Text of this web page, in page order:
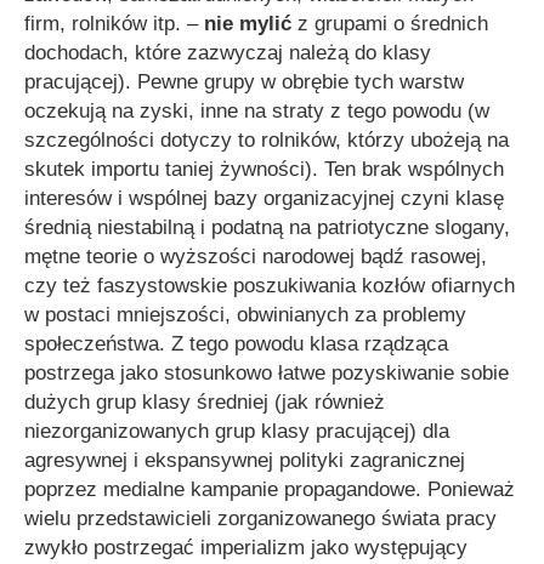
firm, rolników itp. – nie mylić z grupami o średnich
dochodach, które zazwyczaj należą do klasy
pracującej). Pewne grupy w obrębie tych warstw
oczekują na zyski, inne na straty z tego powodu (w
szczególności dotyczy to rolników, którzy ubożeją na
skutek importu taniej żywności). Ten brak wspólnych
interesów i wspólnej bazy organizacyjnej czyni klasę
średnią niestabilną i podatną na patriotyczne slogany,
mętne teorie o wyższości narodowej bądź rasowej,
czy też faszystowskie poszukiwania kozłów ofiarnych
w postaci mniejszości, obwinianych za problemy
społeczeństwa. Z tego powodu klasa rządząca
postrzega jako stosunkowo łatwe pozyskiwanie sobie
dużych grup klasy średniej (jak również
niezorganizowanych grup klasy pracującej) dla
agresywnej i ekspansywnej polityki zagranicznej
poprzez medialne kampanie propagandowe. Ponieważ
wielu przedstawicieli zorganizowanego świata pracy
zwykło postrzegać imperializm jako występujący